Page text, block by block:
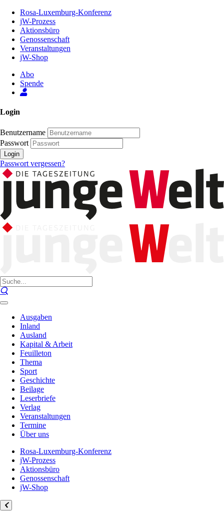
Inhalt
Seite
Rosa-Luxemburg-Konferenz
jW-Prozess
Aktionsbüro
Genossenschaft
Veranstaltungen
jW-Shop
Abo
Spende
Login
Benutzername
Passwort
Login
Passwort vergessen?
Ausgaben
Inland
Ausland
Kapital & Arbeit
Feuilleton
Thema
Sport
Geschichte
Beilage
Leserbriefe
Verlag
Veranstaltungen
Termine
Über uns
Rosa-Luxemburg-Konferenz
jW-Prozess
Aktionsbüro
Genossenschaft
jW-Shop